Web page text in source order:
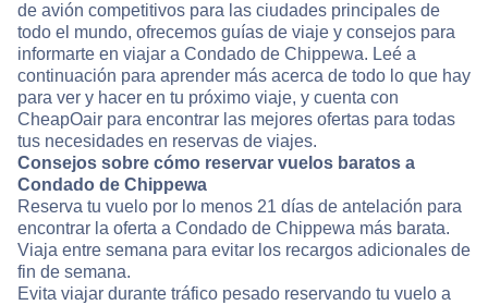
de avión competitivos para las ciudades principales de
todo el mundo, ofrecemos guías de viaje y consejos para
informarte en viajar a Condado de Chippewa. Leé a
continuación para aprender más acerca de todo lo que hay
para ver y hacer en tu próximo viaje, y cuenta con
CheapOair para encontrar las mejores ofertas para todas
tus necesidades en reservas de viajes.
Consejos sobre cómo reservar vuelos baratos a
Condado de Chippewa
Reserva tu vuelo por lo menos 21 días de antelación para
encontrar la oferta a Condado de Chippewa más barata.
Viaja entre semana para evitar los recargos adicionales de
fin de semana.
Evita viajar durante tráfico pesado reservando tu vuelo a